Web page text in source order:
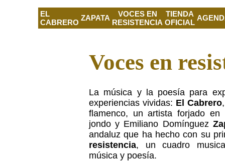
EL
CABRERO
ZAPATA
VOCES EN
RESISTENCIA
TIENDA
OFICIAL
Voces en
La música y la poesía para
experiencias vividas: El Cabrero
flamenco, un artista forjado
jondo y Emiliano Domínguez
andaluz que ha hecho con su
resistencia, un cuadro
música y poesía.